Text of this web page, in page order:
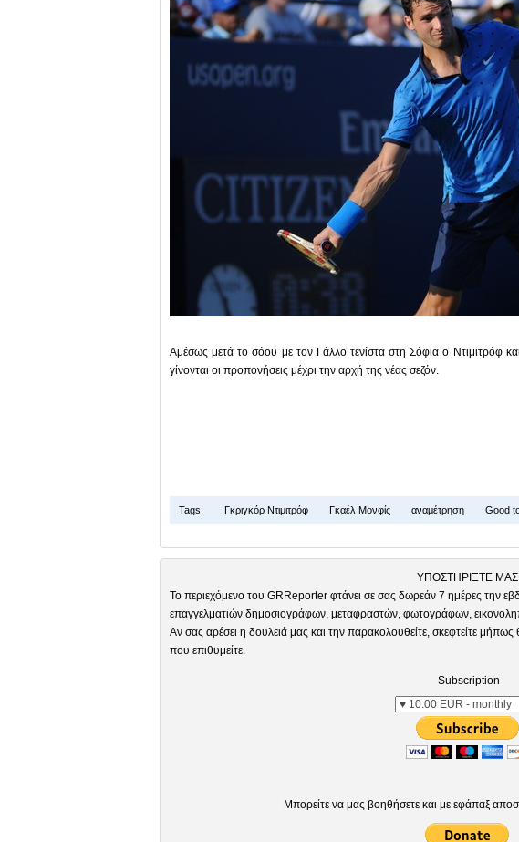
Αμέσως μετά το σόου με τον Γάλλο τενίστα στη Σόφια ο Ντιμιτρόφ
γίνονται οι προπονήσεις μέχρι την αρχή της νέας σεζόν.
Tags: Γκριγκόρ Ντιμιτρόφ Γκαέλ Μονφίς αναμέτρηση Good
ΥΠΟΣΤΗΡΙΞΤΕ
Το περιεχόμενο του GRReporter φτάνει σε σας δωρεάν 7 ημέρες την
επαγγελματιών δημοσιογράφων, μεταφραστών, φωτογράφων,
Αν σας αρέσει η δουλειά μας και την παρακολουθείτε, σκεφτείτε
που επιθυμείτε.
Subscription
Μπορείτε να μας βοηθήσετε και με εφάπαξ